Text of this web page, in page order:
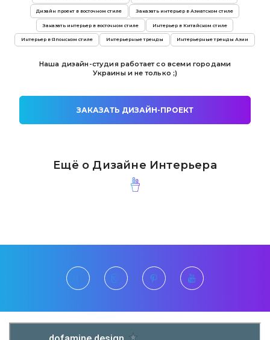
Дизайн проект в восточном стиле Заказать интерьер в Азиатском стиле
Заказать интерьер в восточном стиле Интерьер в Китайском стиле
Интерьер в Японском стиле Интерьерные тренды Интерьерные тренды Азии
Наша дизайн-студия работает со всеми городами
Украины и не только ;)
ЗАКАЗАТЬ ДИЗАЙН-ПРОЕКТ
Ещё о Дизайне Интерьера